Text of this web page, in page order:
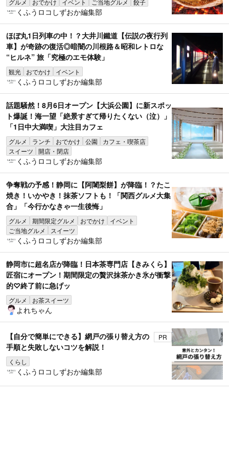
くふうロコしずおか編集部
ほぼ丸1日列車の中！？大井川鐵道【伝説の夜行列
車】が奇跡の復活◎暗闇の川根路＆昭和レトロな
“ヒルネ” 旅「究極のエモ体験」
観光 おでかけ イベント
くふうロコしずおか編集部
話題騒然！8月6日オープン【大浜公園】に新スポッ
ト爆誕！海一望「絶景すぎて帰りたくない（泣）」
「1日中大満喫」大注目カフェ
グルメ ランチ おでかけ 公園
カフェ・喫茶店
スイーツ
開店・閉店
くふうロコしずおか編集部
争奪戦の予感！静岡に【阿闍梨餅】が降臨！？たこ
焼き！いかやき！抹茶ソフトも！「関西グルメ大集
合」「今行かなきゃ一生後悔」
グルメ 期間限定グルメ おでかけ
イベント
ご当地グルメ
スイーツ
くふうロコしずおか編集部
静岡市に超名店が降臨！日本茶専門店【きみくら】
匠宿にオープン！期間限定の贅沢抹茶かき氷が衝撃
的♡終了前に急げッ
グルメ お茶スイーツ
よれちゃん
【自分で簡単にできる】網戸の張り替え方の
手順と失敗しないコツを解説！
くらし
PR
くふうロコしずおか編集部